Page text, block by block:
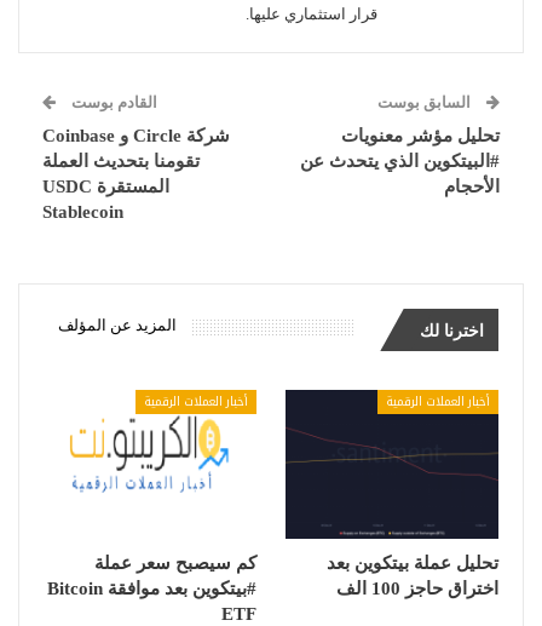
قرار استثماري عليها.
السابق بوست
تحليل مؤشر معنويات
#البيتكوين الذي يتحدث عن
الأحجام
القادم بوست
شركة Circle و Coinbase
تقومنا بتحديث العملة
المستقرة USDC
Stablecoin
اخترنا لك المزيد عن المؤلف
أخبار العملات الرقمية
تحليل عملة بيتكوين بعد
اختراق حاجز 100 الف
أخبار العملات الرقمية
كم سيصبح سعر عملة
#بيتكوين بعد موافقة Bitcoin
ETF